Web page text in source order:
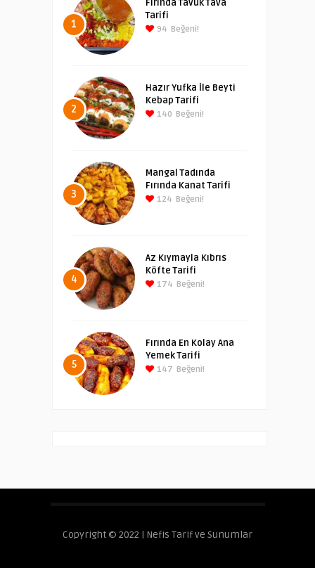
1
Fırında Tavuk Tava
Tarifi
94 Beğeni!
2
Hazır Yufka İle Beyti
Kebap Tarifi
140 Beğeni!
3
Mangal Tadında
Fırında Kanat Tarifi
124 Beğeni!
4
Az Kıymayla Kıbrıs
Köfte Tarifi
174 Beğeni!
5
Fırında En Kolay Ana
Yemek Tarifi
147 Beğeni!
Copyright © 2022 | Nefis Tarif ve Sunumlar